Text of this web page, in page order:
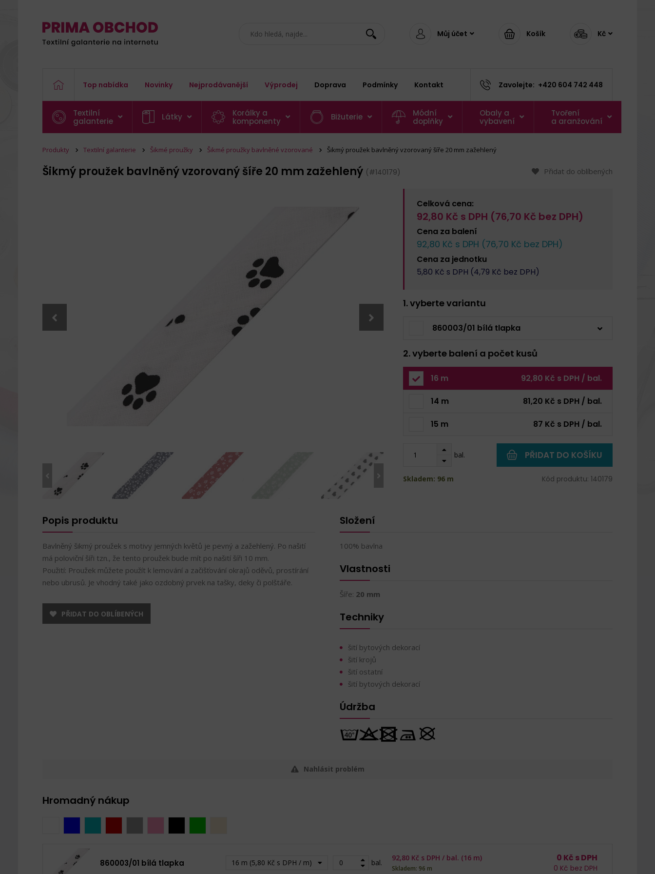
Můj účet Košík Kč
Top nabídka Novinky Nejprodávanější Výprodej Doprava Podmínky Kontakt Zavolejte: +420 604 742 448
Textilní
galanterie
Látky
Korálky a
komponenty
Bižuterie
Módní
doplňky
Obaly a
vybavení
Tvoření
a aranžování
Produkty Textilní galanterie Šikmé proužky Šikmé proužky bavlněné vzorované Šikmý proužek bavlněný vzorovaný šíře 20 mm zažehlený
Šikmý proužek bavlněný vzorovaný šíře 20 mm zažehlený (#140179) Přidat do oblíbených
Celková cena:
92,80 Kč s DPH (76,70 Kč bez DPH)
Cena za balení
92,80 Kč s DPH (76,70 Kč bez DPH)
Cena za jednotku
5,80 Kč s DPH (4,79 Kč bez DPH)
1. vyberte variantu
860003/01 bílá tlapka
2. vyberte balení a počet kusů
16 m 92,80 Kč s DPH / bal.
14 m 81,20 Kč s DPH / bal.
15 m 87 Kč s DPH / bal.
bal. PŘIDAT DO KOŠÍKU
Skladem: 96 m Kód produktu: 140179
Popis produktu
Bavlněný šikmý proužek s motivy jemných květů je pevný a zažehlený. Po našití
má poloviční šíři tzn., že tento proužek bude mít po našití šíři 10 mm.
Použití: Proužek můžete použít k lemování a začišťování okrajů oděvů, prostírání
nebo ubrusů. Je vhodný také jako ozdobný prvek na tašky, deky či polštáře.
PŘIDAT DO OBLÍBENÝCH
Složení
100% bavlna
Vlastnosti
Šíře: 20 mm
Techniky
šití bytových dekorací
šití krojů
šití ostatní
šití bytových dekorací
Údržba
Nahlásit problém
Hromadný nákup
860003/01 bílá tlapka 16 m (5,80 Kč s DPH / m) bal.
92,80 Kč s DPH / bal. (16 m)
Skladem: 96 m
0 Kč s DPH
0 Kč bez DPH